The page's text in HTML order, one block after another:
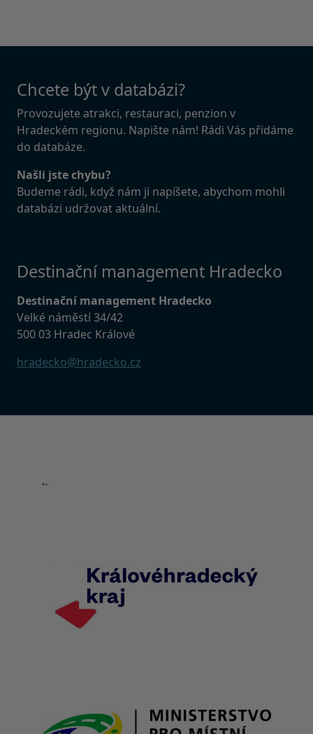
Chcete být v databázi?
Provozujete atrakci, restauraci, penzion v
Hradeckém regionu. Napište nám! Rádi Vás přidáme
do databáze.
Našli jste chybu?
Budeme rádi, když nám ji napíšete, abychom mohli
databázi udržovat aktuální.
Destinační management Hradecko
Destinační management Hradecko
Velké náměstí 34/42
500 03 Hradec Králové
hradecko@hradecko.cz